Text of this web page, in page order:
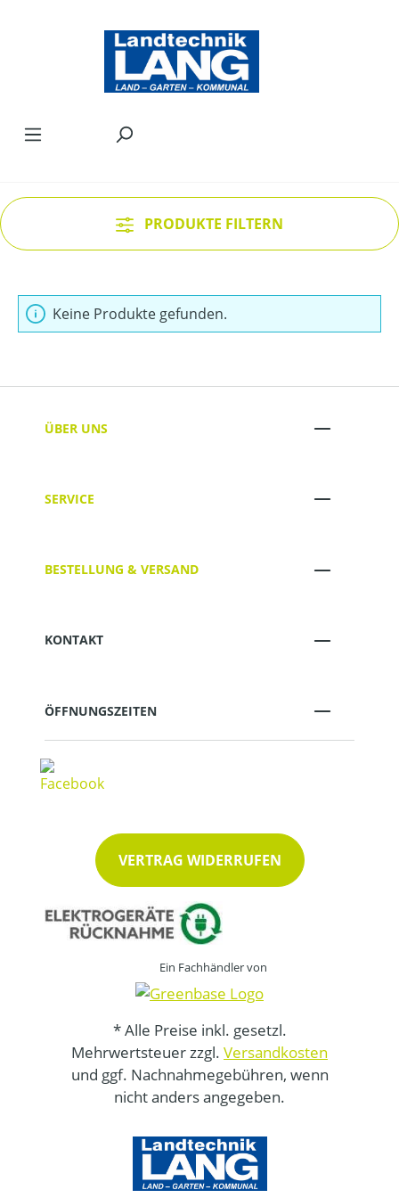
PRODUKTE FILTERN
Keine Produkte gefunden.
ÜBER UNS
SERVICE
BESTELLUNG & VERSAND
KONTAKT
ÖFFNUNGSZEITEN
VERTRAG WIDERRUFEN
Ein Fachhändler von
* Alle Preise inkl. gesetzl.
Mehrwertsteuer zzgl. Versandkosten
und ggf. Nachnahmegebühren, wenn
nicht anders angegeben.